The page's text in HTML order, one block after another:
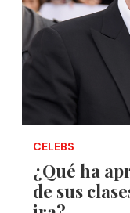
CELEBS
¿Qué ha
de sus